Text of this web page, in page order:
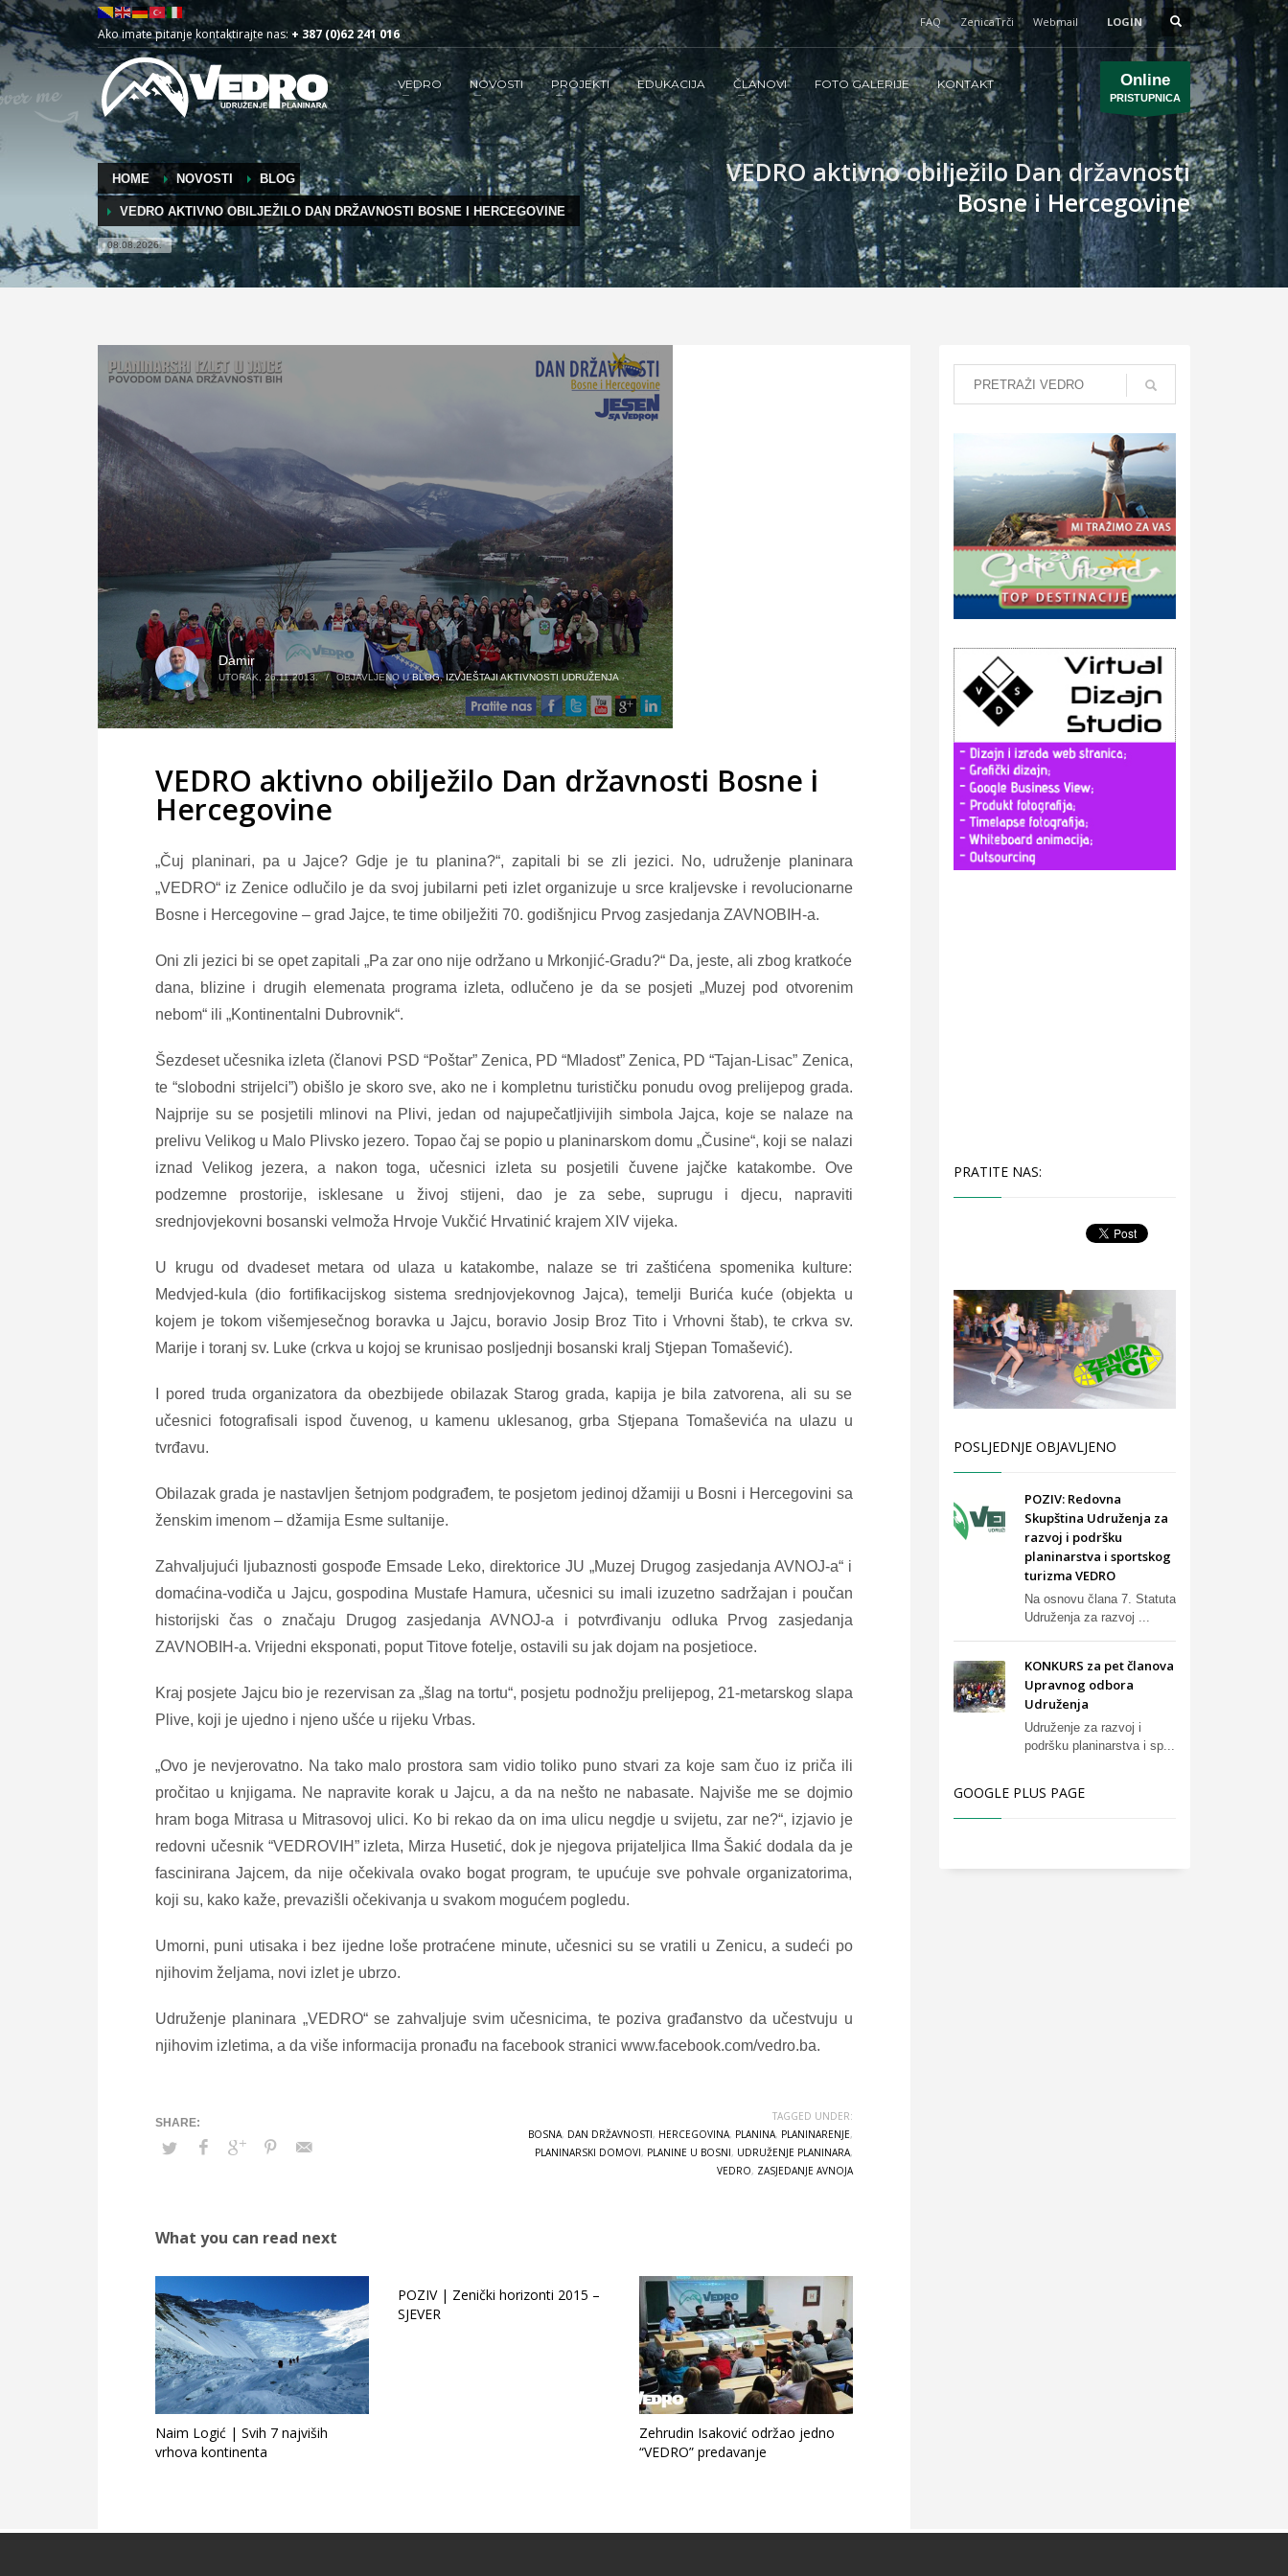
Ako imate pitanje kontaktirajte nas: + 387 (0)62 241 016
FAQ ZenicaTrči Webmail LOGIN
VEDRO NOVOSTI PROJEKTI EDUKACIJA ČLANOVI FOTO GALERIJE KONTAKT Online
PRISTUPNICA
HOME NOVOSTI BLOG
VEDRO AKTIVNO OBILJEŽILO DAN DRŽAVNOSTI BOSNE I HERCEGOVINE
08.08.2026.
VEDRO aktivno obilježilo Dan državnosti
Bosne i Hercegovine
Damir
UTORAK, 26.11.2013. / OBJAVLJENO UBLOG,IZVJEŠTAJI AKTIVNOSTI UDRUŽENJA
VEDRO aktivno obilježilo Dan državnosti Bosne i
Hercegovine
„Čuj planinari, pa u Jajce? Gdje je tu planina?“, zapitali bi se zli jezici. No, udruženje planinara
„VEDRO“ iz Zenice odlučilo je da svoj jubilarni peti izlet organizuje u srce kraljevske i revolucionarne
Bosne i Hercegovine – grad Jajce, te time obilježiti 70. godišnjicu Prvog zasjedanja ZAVNOBIH-a.
Oni zli jezici bi se opet zapitali „Pa zar ono nije održano u Mrkonjić-Gradu?“ Da, jeste, ali zbog kratkoće
dana, blizine i drugih elemenata programa izleta, odlučeno je da se posjeti „Muzej pod otvorenim
nebom“ ili „Kontinentalni Dubrovnik“.
Šezdeset učesnika izleta (članovi PSD “Poštar” Zenica, PD “Mladost” Zenica, PD “Tajan-Lisac” Zenica,
te “slobodni strijelci”) obišlo je skoro sve, ako ne i kompletnu turističku ponudu ovog prelijepog grada.
Najprije su se posjetili mlinovi na Plivi, jedan od najupečatljivijih simbola Jajca, koje se nalaze na
prelivu Velikog u Malo Plivsko jezero. Topao čaj se popio u planinarskom domu „Čusine“, koji se nalazi
iznad Velikog jezera, a nakon toga, učesnici izleta su posjetili čuvene jajčke katakombe. Ove
podzemne prostorije, isklesane u živoj stijeni, dao je za sebe, suprugu i djecu, napraviti
srednjovjekovni bosanski velmoža Hrvoje Vukčić Hrvatinić krajem XIV vijeka.
U krugu od dvadeset metara od ulaza u katakombe, nalaze se tri zaštićena spomenika kulture:
Medvjed-kula (dio fortifikacijskog sistema srednjovjekovnog Jajca), temelji Burića kuće (objekta u
kojem je tokom višemjesečnog boravka u Jajcu, boravio Josip Broz Tito i Vrhovni štab), te crkva sv.
Marije i toranj sv. Luke (crkva u kojoj se krunisao posljednji bosanski kralj Stjepan Tomašević).
I pored truda organizatora da obezbijede obilazak Starog grada, kapija je bila zatvorena, ali su se
učesnici fotografisali ispod čuvenog, u kamenu uklesanog, grba Stjepana Tomaševića na ulazu u
tvrđavu.
Obilazak grada je nastavljen šetnjom podgrađem, te posjetom jedinoj džamiji u Bosni i Hercegovini sa
ženskim imenom – džamija Esme sultanije.
Zahvaljujući ljubaznosti gospođe Emsade Leko, direktorice JU „Muzej Drugog zasjedanja AVNOJ-a“ i
domaćina-vodiča u Jajcu, gospodina Mustafe Hamura, učesnici su imali izuzetno sadržajan i poučan
historijski čas o značaju Drugog zasjedanja AVNOJ-a i potvrđivanju odluka Prvog zasjedanja
ZAVNOBIH-a. Vrijedni eksponati, poput Titove fotelje, ostavili su jak dojam na posjetioce.
Kraj posjete Jajcu bio je rezervisan za „šlag na tortu“, posjetu podnožju prelijepog, 21-metarskog slapa
Plive, koji je ujedno i njeno ušće u rijeku Vrbas.
„Ovo je nevjerovatno. Na tako malo prostora sam vidio toliko puno stvari za koje sam čuo iz priča ili
pročitao u knjigama. Ne napravite korak u Jajcu, a da na nešto ne nabasate. Najviše me se dojmio
hram boga Mitrasa u Mitrasovoj ulici. Ko bi rekao da on ima ulicu negdje u svijetu, zar ne?“, izjavio je
redovni učesnik “VEDROVIH” izleta, Mirza Husetić, dok je njegova prijateljica Ilma Šakić dodala da je
fascinirana Jajcem, da nije očekivala ovako bogat program, te upućuje sve pohvale organizatorima,
koji su, kako kaže, prevazišli očekivanja u svakom mogućem pogledu.
Umorni, puni utisaka i bez ijedne loše protraćene minute, učesnici su se vratili u Zenicu, a sudeći po
njihovim željama, novi izlet je ubrzo.
Udruženje planinara „VEDRO“ se zahvaljuje svim učesnicima, te poziva građanstvo da učestvuju u
njihovim izletima, a da više informacija pronađu na facebook stranici www.facebook.com/vedro.ba.
TAGGED UNDER:
BOSNA, DAN DRŽAVNOSTI, HERCEGOVINA, PLANINA, PLANINARENJE,
PLANINARSKI DOMOVI, PLANINE U BOSNI, UDRUŽENJE PLANINARA,
VEDRO, ZASJEDANJE AVNOJA
What you can read next
Naim Logić | Svih 7 najviših
vrhova kontinenta
POZIV | Zenički horizonti 2015 –
SJEVER
Zehrudin Isaković održao jedno
“VEDRO” predavanje
PRATITE NAS:
POSLJEDNJE OBJAVLJENO
POZIV: Redovna
Skupština Udruženja za
razvoj i podršku
planinarstva i sportskog
turizma VEDRO
Na osnovu člana 7. Statuta
Udruženja za razvoj ...
KONKURS za pet članova
Upravnog odbora
Udruženja
Udruženje za razvoj i
podršku planinarstva i sp...
GOOGLE PLUS PAGE